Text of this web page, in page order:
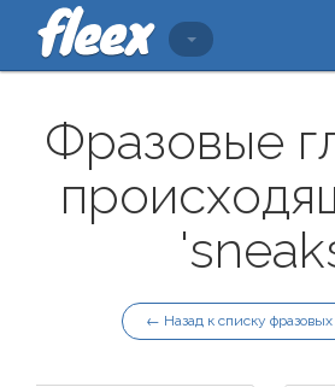
Фразовые
← Назад к списку фразовых